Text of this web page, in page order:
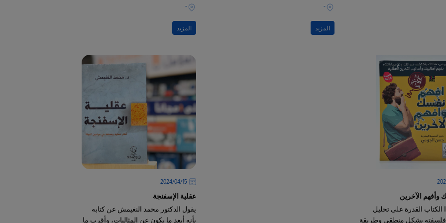
بشكل خاص
بقرارٍ واحدٍ
-
المزيد
سيحدد على الأرجح إذا كنا سننجح
-
المزيد
وأفهم الآخرين
الكتاب القدرة على تحليل
بشكل منطقي وطريقة
15‏/04‏/2024
عقلية الإسفنجة
يقول الدكتور محمد النغيمش عن كتابه
بأنه أبعد ما يكون عن المثاليات، وأقرب ما